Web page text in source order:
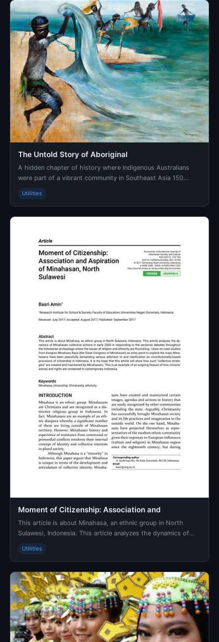
The Untold Story of Aboriginal
A hidden chapter of history where Indigenous Australians
were part of a vibrant community in Southeast Asia 150
years ago has recently come to light. This … ...
Utilities
Moment of Citizenship: Association and
This article is about Minahasa, an ethnic group in North
Sulawesi, Indonesia. This article analyzes the dynamics of
Minahasan collective actions in … - Infor...
Utilities